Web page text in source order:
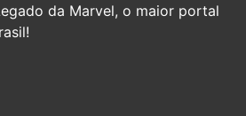
da Marvel, o maior portal